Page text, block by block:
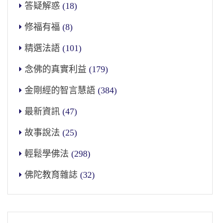
答疑解惑 (18)
修福有福 (8)
精選法語 (101)
念佛的真實利益 (179)
金剛經的智言慧語 (384)
最新資訊 (47)
故事說法 (25)
輕鬆學佛法 (298)
佛陀教育雜誌 (32)